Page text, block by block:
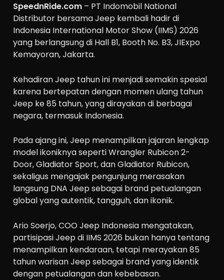
SpeednRide.com – PT Indomobil National
Distributor bersama Jeep kembali hadir di
Indonesia International Motor Show (IIMS) 2026
yang berlangsung di Hall B1, Booth No. B3, JIExpo
Kemayoran, Jakarta.
Kehadiran Jeep tahun ini menjadi semakin spesial
karena bertepatan dengan momen ulang tahun
Jeep ke 85 tahun, yang dirayakan di berbagai
negara, termasuk Indonesia.
Pada ajang ini, Jeep menampilkan jajaran lengkap
model ikoniknya seperti Wrangler Rubicon 2-
Door, Gladiator Sport, dan Gladiator Rubicon,
sekaligus mengajak pengunjung merasakan
langsung DNA Jeep sebagai brand petualangan
global yang autentik, tangguh, dan ikonik.
Ario Soerjo, COO Jeep Indonesia mengatakan,
partisipasi Jeep di IIMS 2026 bukan hanya tentang
menampilkan kendaraan, tetapi merayakan 85
tahun warisan Jeep sebagai brand yang identik
dengan petualangan dan kebebasan.